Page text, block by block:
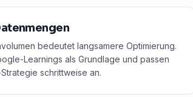
bedeutet langsamere Optimierung.
Learnings als Grundlage und passen
schrittweise an.